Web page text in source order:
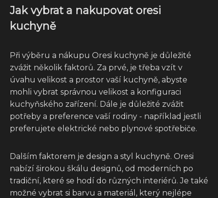
Jak vybrat a nakupovat oresi
kuchyně
Při výběru a nákupu Oresi kuchyně je důležité
zvážit několik faktorů. Za prvé, je třeba vzít v
úvahu velikost a prostor vaší kuchyně, abyste
mohli vybrat správnou velikost a konfiguraci
kuchyňského zařízení. Dále je důležité zvážit
potřeby a preference vaší rodiny - například jestli
preferujete elektrické nebo plynové spotřebiče.
Dalším faktorem je design a styl kuchyně. Oresi
nabízí širokou škálu designů, od moderních po
tradiční, které se hodí do různých interiérů. Je také
možné vybrat si barvu a materiál, který nejlépe